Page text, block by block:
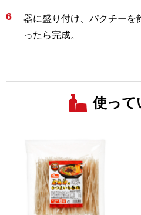
6
器に盛り付け、パクチーを
ったら完成。
使って